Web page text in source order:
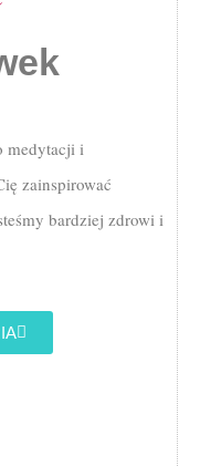
medytacji i
zainspirować
bardziej zdrowi i